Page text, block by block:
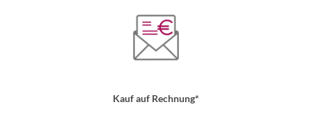
Kauf auf Rechnung*